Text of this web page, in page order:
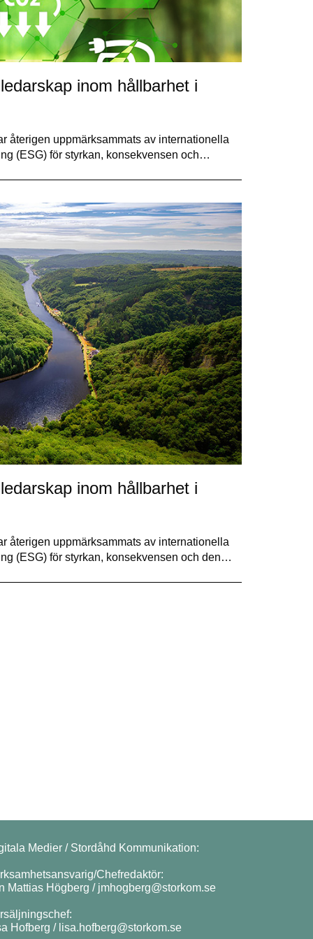
inom hållbarhet i
återigen uppmärksammats av internationella
(ESG) för styrkan, konsekvensen och…
inom hållbarhet i
återigen uppmärksammats av internationella
(ESG) för styrkan, konsekvensen och den…
Medier / Stordåhd Kommunikation:
Chefredaktör:
Mattias Högberg / jmhogberg@storkom.se
Hofberg / lisa.hofberg@storkom.se